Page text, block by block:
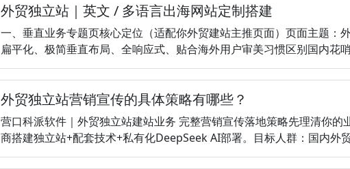
外贸独立站｜英文 / 多语言出海网站定制搭建
一、垂直业务专题页核心定位（适配你外贸建站主推页面）页面主题：
扁平化、极简垂直布局、全响应式、贴合海外用户审美习惯区别国内花
外贸独立站营销宣传的具体策略有哪些？
营口科派软件｜外贸独立站建站业务 完整营销宣传落地策略先理清你
商搭建独立站+配套技术+私有化DeepSeek AI部署。目标人群：国内外